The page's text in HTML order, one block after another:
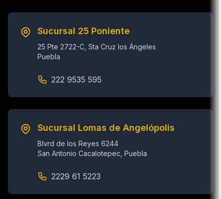
Sucursal 25 Poniente
25 Pte 2722-C, Sta Cruz los Ángeles
Puebla
222 9535 595
Sucursal Lomas de Angelópolis
Blvrd de los Reyes 6244
San Antonio Cacalotepec, Puebla
2229 61 5223